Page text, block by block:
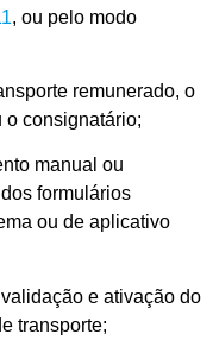
, ou pelo modo
remunerado, o
o consignatário;
manual ou
formulários
ou de aplicativo
e ativação do
transporte;